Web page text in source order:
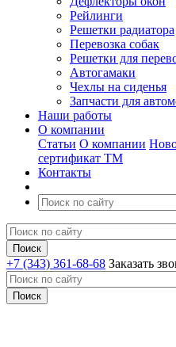
Рейлинги
Решетки радиатора
Перевозка собак
Решетки для
Автогамаки
Чехлы на сиденья
Запчасти для
Наши работы
О компании
Статьи О компании
сертификат ТМ
Контакты
+7 (343) 361-68-68 Заказать